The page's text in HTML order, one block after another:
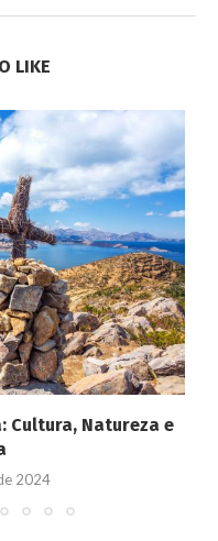
LIKE
Cultura, Natureza e
2024